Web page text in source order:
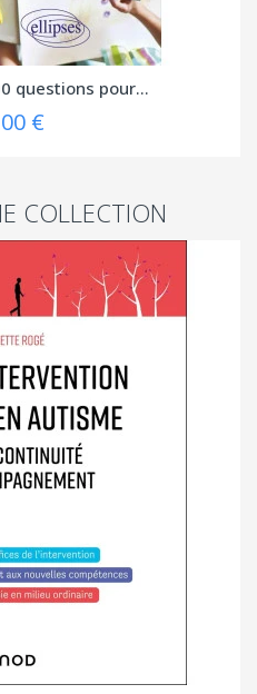
questions pour...
€
COLLECTION